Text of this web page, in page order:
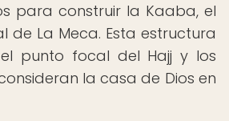
para construir la Kaaba, el
de La Meca. Esta estructura
punto focal del Hajj y los
la casa de Dios en